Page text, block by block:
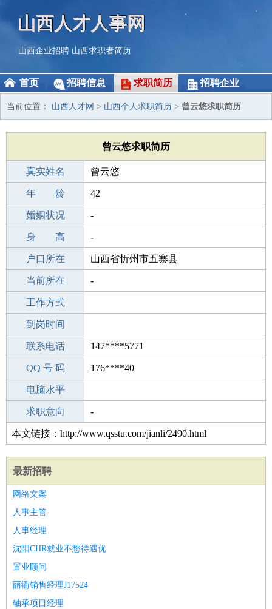
山西人才人事网
山西企业招聘 山西求职者简历
首页 招聘信息 求职简历 招聘企业
当前位置： 山西人才网 > 山西个人求职简历 > 曾云悠求职简历
曾云悠求职简历
真实姓名 曾云悠
性 别 男
年 龄 42
出生年月 1984-05-31
婚姻状况 -
学 历 成人教育
身 高 -
毕业学校 成人教育
户口所在 山西省忻州市五寨县
所学专业 -
当前所在 -
工作经验
工作方式
驾 照
到岗时间
期望月薪
联系电话 147****5771
手机号码 147****5771
QQ 号 码 176****40
微信号码
电脑水平
外语水平
求职意向 -
本文链接：http://www.qsstu.com/jianli/2490.html
最新招聘
网络文案
人事主管
人事经理
沈阳CHR就业不愁待遇优
置业顾问
丽衢销售经理J17524
轴承项目经理